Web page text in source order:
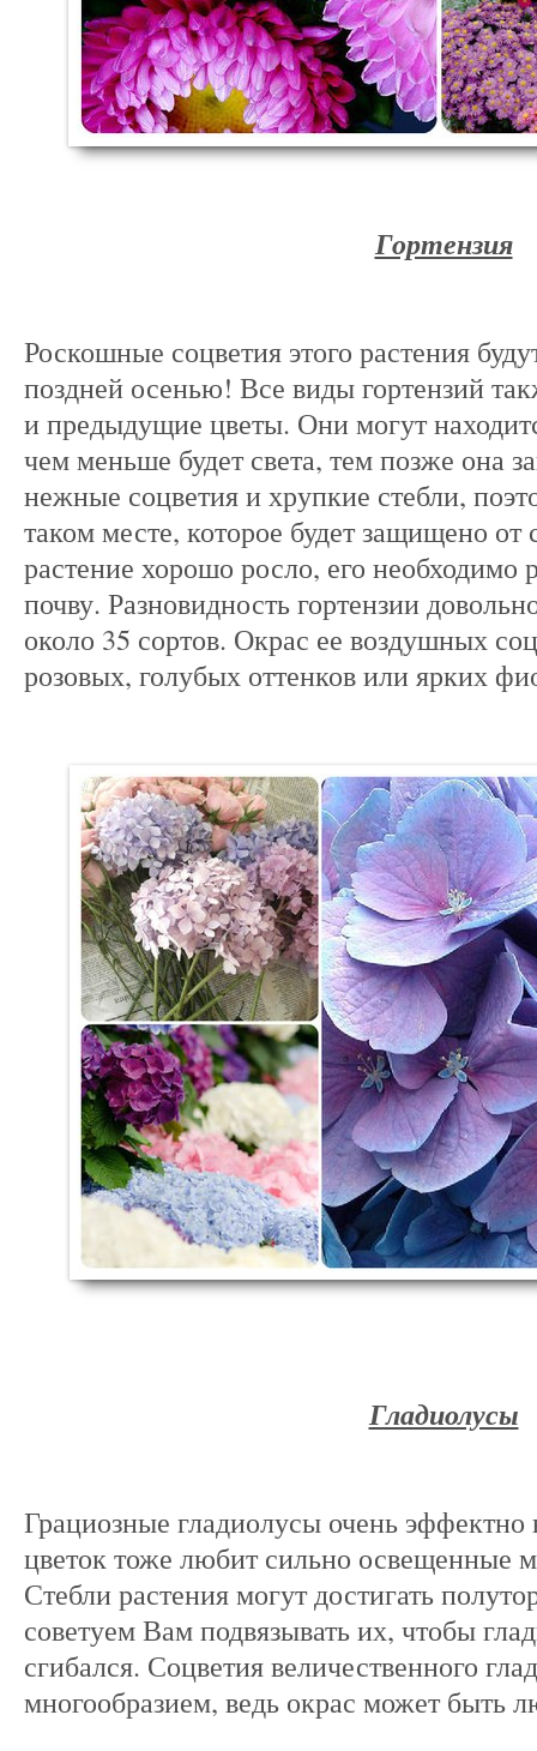
Гортензия
Роскошные соцветия этого растения
поздней осенью! Все виды гортензий
и предыдущие цветы. Они могут
чем меньше будет света, тем позже она
нежные соцветия и хрупкие стебли,
таком месте, которое будет защищено от
растение хорошо росло, его необходимо
почву. Разновидность гортензии
около 35 сортов. Окрас ее воздушных
розовых, голубых оттенков или ярких
Гладиолусы
Грациозные гладиолусы очень эффектно
цветок тоже любит сильно освещенные
Стебли растения могут достигать
советуем Вам подвязывать их, чтобы
сгибался. Соцветия величественного
многообразием, ведь окрас может быть